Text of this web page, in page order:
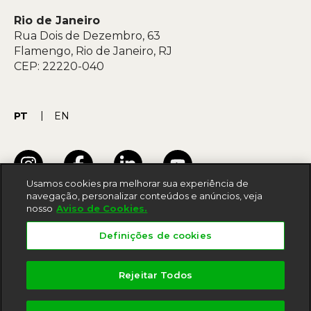
Rio de Janeiro
Rua Dois de Dezembro, 63
Flamengo, Rio de Janeiro, RJ
CEP: 22220-040
PT EN
Política de privacidade
Usamos cookies pra melhorar sua experiência de
navegação, personalizar conteúdos e anúncios, veja
nosso Aviso de Cookies.
Definições de cookies
Rejeitar Todos